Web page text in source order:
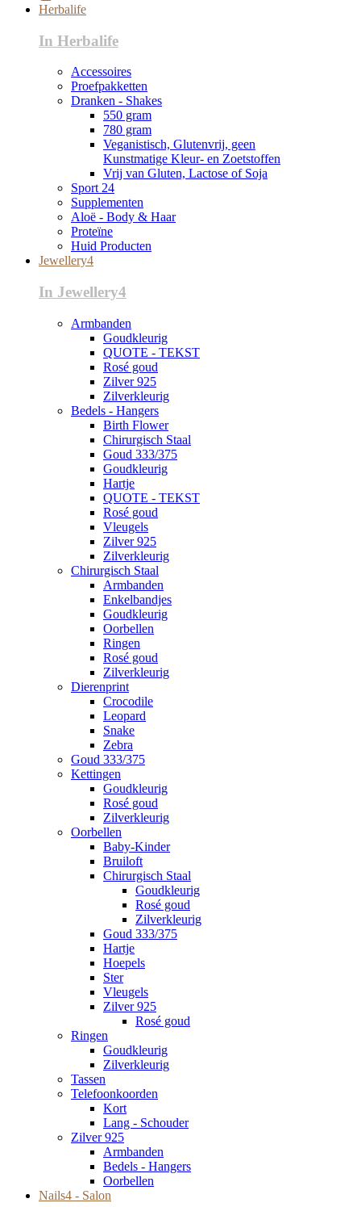
Herbalife
In Herbalife
Accessoires
Proefpakketten
Dranken - Shakes
550 gram
780 gram
Veganistisch, Glutenvrij, geen
Kunstmatige Kleur- en Zoetstoffen
Vrij van Gluten, Lactose of Soja
Sport 24
Supplementen
Aloë - Body & Haar
Proteïne
Huid Producten
Jewellery4
In Jewellery4
Armbanden
Goudkleurig
QUOTE - TEKST
Rosé goud
Zilver 925
Zilverkleurig
Bedels - Hangers
Birth Flower
Chirurgisch Staal
Goud 333/375
Goudkleurig
Hartje
QUOTE - TEKST
Rosé goud
Vleugels
Zilver 925
Zilverkleurig
Chirurgisch Staal
Armbanden
Enkelbandjes
Goudkleurig
Oorbellen
Ringen
Rosé goud
Zilverkleurig
Dierenprint
Crocodile
Leopard
Snake
Zebra
Goud 333/375
Kettingen
Goudkleurig
Rosé goud
Zilverkleurig
Oorbellen
Baby-Kinder
Bruiloft
Chirurgisch Staal
Goudkleurig
Rosé goud
Zilverkleurig
Goud 333/375
Hartje
Hoepels
Ster
Vleugels
Zilver 925
Rosé goud
Ringen
Goudkleurig
Zilverkleurig
Tassen
Telefoonkoorden
Kort
Lang - Schouder
Zilver 925
Armbanden
Bedels - Hangers
Oorbellen
Nails4 - Salon